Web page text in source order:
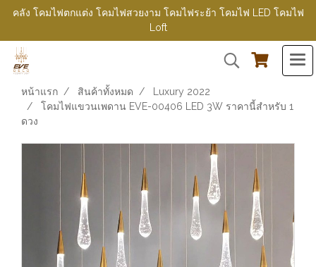
คลัง โคมไฟตกแต่ง โคมไฟสวยงาม โคมไฟระย้า โคมไฟ LED โคมไฟ
Loft
หน้าแรก สินค้าทั้งหมด
Luxury 2022
โคมไฟแขวนเพดาน EVE-00406 LED 3W ราคานี้สำหรับ 1
ดวง